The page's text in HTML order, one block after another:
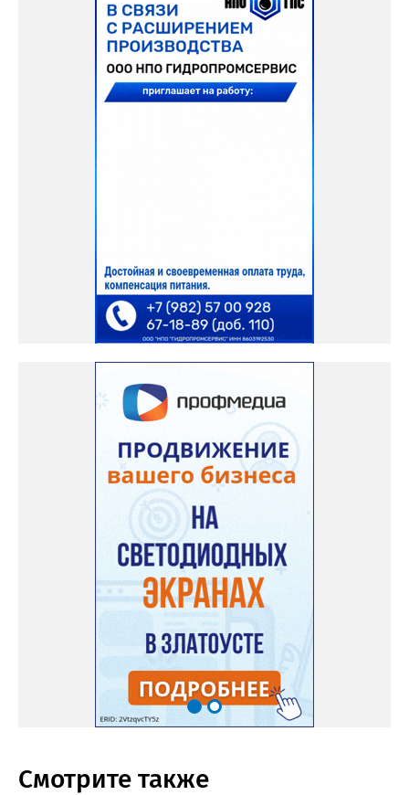
Смотрите также